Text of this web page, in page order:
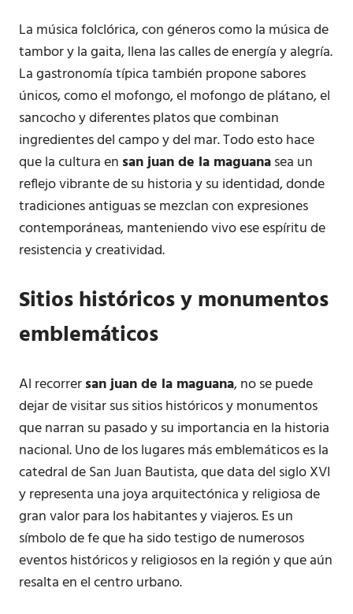
La música folclórica, con géneros como la música de
tambor y la gaita, llena las calles de energía y alegría.
La gastronomía típica también propone sabores
únicos, como el mofongo, el mofongo de plátano, el
sancocho y diferentes platos que combinan
ingredientes del campo y del mar. Todo esto hace
que la cultura en san juan de la maguanasea un
reflejo vibrante de su historia y su identidad, donde
tradiciones antiguas se mezclan con expresiones
contemporáneas, manteniendo vivo ese espíritu de
resistencia y creatividad.
Sitios históricos y monumentos
emblemáticos
Al recorrersan juan de la maguana, no se puede
dejar de visitar sus sitios históricos y monumentos
que narran su pasado y su importancia en la historia
nacional. Uno de los lugares más emblemáticos es la
catedral de San Juan Bautista, que data del siglo XVI
y representa una joya arquitectónica y religiosa de
gran valor para los habitantes y viajeros. Es un
símbolo de fe que ha sido testigo de numerosos
eventos históricos y religiosos en la región y que aún
resalta en el centro urbano.